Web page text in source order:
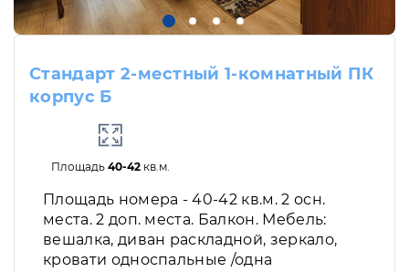
Стандарт 2-местный 1-комнатный ПК
корпус Б
Площадь 40-42кв.м.
Площадь номера - 40-42 кв.м. 2 осн.
места. 2 доп. места. Балкон. Мебель:
вешалка, диван раскладной, зеркало,
кровати односпальные /одна